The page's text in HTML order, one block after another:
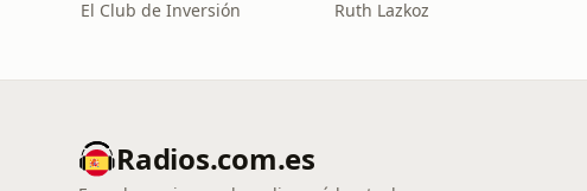
El Club de Inversión Ruth Lazkoz
Radios.com.es